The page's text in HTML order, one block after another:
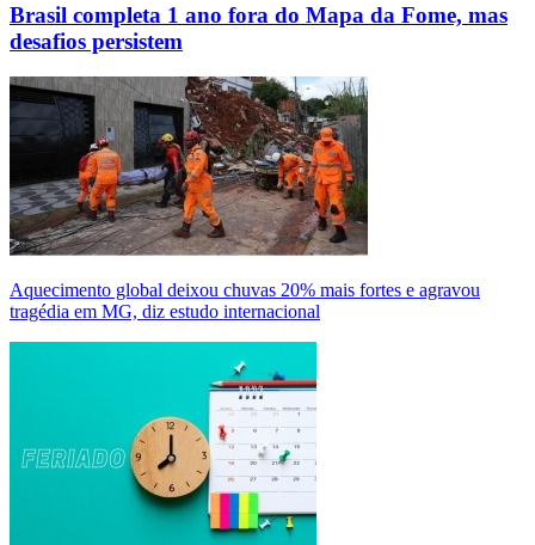
Brasil completa 1 ano fora do Mapa da Fome, mas
desafios persistem
Aquecimento global deixou chuvas 20% mais fortes e agravou
tragédia em MG, diz estudo internacional